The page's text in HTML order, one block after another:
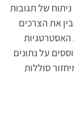
של תגובות
את הצרכים
האסטרטגיות
על נתונים
סוללות